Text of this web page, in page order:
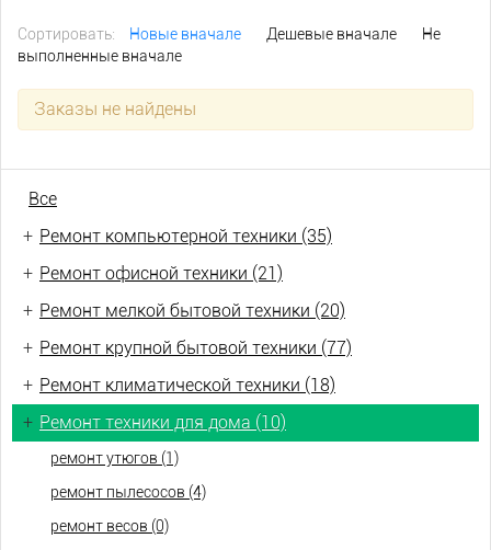
Сортировать: Новые вначале Дешевые вначале
Не
выполненные вначале
Заказы не найдены
Все
+ Ремонт компьютерной техники (35)
+ Ремонт офисной техники (21)
+ Ремонт мелкой бытовой техники (20)
+ Ремонт крупной бытовой техники (77)
+ Ремонт климатической техники (18)
+ Ремонт техники для дома (10)
ремонт утюгов (1)
ремонт пылесосов (4)
ремонт весов (0)